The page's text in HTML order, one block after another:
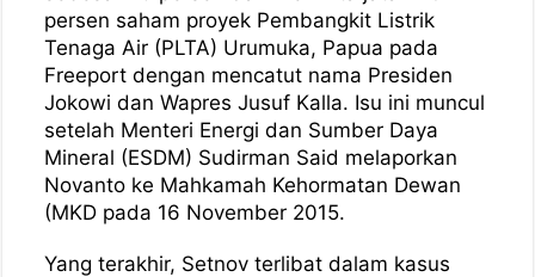
persen saham proyek Pembangkit Listrik
Tenaga Air (PLTA) Urumuka, Papua pada
Freeport dengan mencatut nama Presiden
Jokowi dan Wapres Jusuf Kalla. Isu ini muncul
setelah Menteri Energi dan Sumber Daya
Mineral (ESDM) Sudirman Said melaporkan
Novanto ke Mahkamah Kehormatan Dewan
(MKD pada 16 November 2015.
Yang terakhir, Setnov terlibat dalam kasus